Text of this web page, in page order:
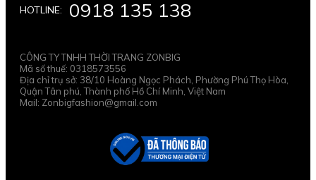
HOTLINE: 0918 135 138
CÔNG TY TNHH THỜI TRANG ZONBIG
Mã số thuế: 0318573556
Địa chỉ trụ sở: 38/10 Hoàng Ngọc Phách, Phường Phú Thọ Hòa,
Quận Tân phú, Thành phố Hồ Chí Minh, Việt Nam
Mail: Zonbigfashion@gmail.com